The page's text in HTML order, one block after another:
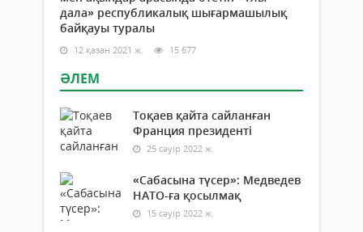
дала» республикалық шығармашылық
байқауы туралы
12 қазан 2021 ж. 15 677
ӘЛЕМ
Тоқаев қайта сайланған
Франция президенті
25 сәуір 2022 ж.
«Сабасына түсер»: Медведев
НАТО-ға қосылмақ
15 сәуір 2022 ж.